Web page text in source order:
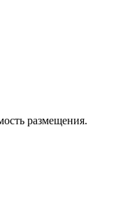
размещения.